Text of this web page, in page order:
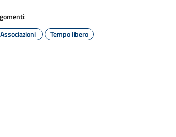
Associazioni
Tempo libero